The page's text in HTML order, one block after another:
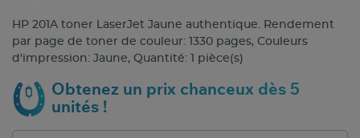
HP 201A toner LaserJet Jaune authentique. Rendement
par page de toner de couleur: 1330 pages, Couleurs
d'impression: Jaune, Quantité: 1 pièce(s)
Obtenez un prix chanceux dès 5
unités !